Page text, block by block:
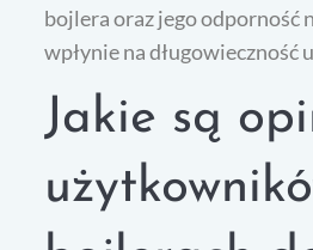
bojlera oraz jego odporność
wpłynie na długowieczność
Jakie są